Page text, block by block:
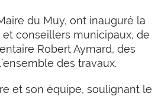
du Muy, ont inauguré la
conseillers municipaux, de
Robert Aymard, des
des travaux.
et son équipe, soulignant le